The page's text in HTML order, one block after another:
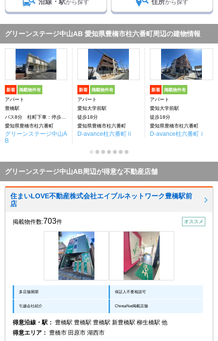
から探す から探す
グリーンステージ中山AB 愛知県豊橋市柱六番町周辺の建物情報
新着 掲載物件有
アパート
豊橋駅
バス8分 柱町下車：停歩6分
愛知県豊橋市柱六番町
グリーンステージ中山A
B
新着 掲載物件有
アパート
愛知大学前駅
徒歩18分
愛知県豊橋市柱六番町
D-avance柱六番町Ⅱ
新着 掲載物件有
アパート
愛知大学前駅
徒歩18分
愛知県豊橋市柱六番町
D-avance柱六番町Ⅰ
グリーンステージ中山AB周辺が得意な不動産店舗
住まいLOVE不動産株式会社エイブルネットワーク豊橋駅前
店
掲載物件数:703件 オススメ
多店舗展開 保証人不要相談可
引越会社紹介 ChintaiNet掲載店舗
得意沿線・駅：
豊橋駅 豊橋駅 豊橋駅 新豊橋駅 柳生橋駅 他
得意エリア：
豊橋市 田原市 湖西市